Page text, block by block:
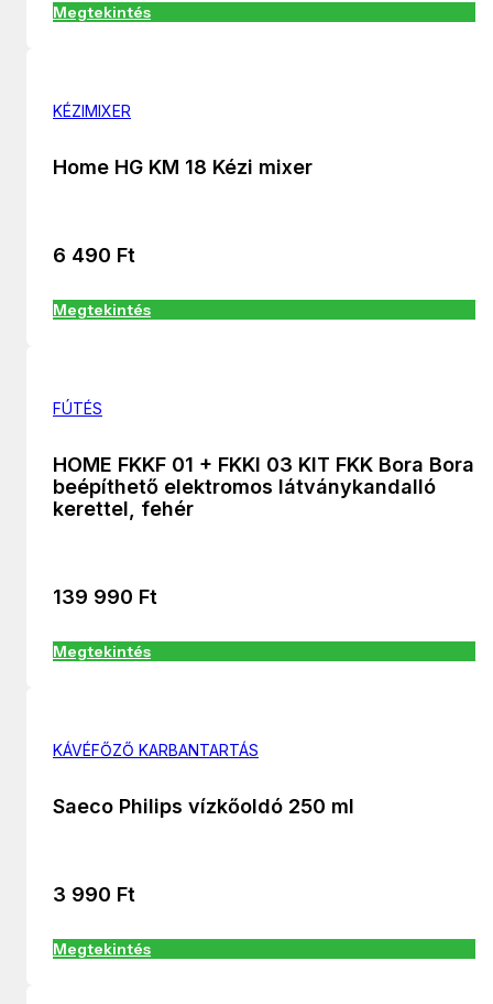
Megtekintés
KÉZIMIXER
Home HG KM 18 Kézi mixer
6 490 Ft
Megtekintés
FÚTÉS
HOME FKKF 01 + FKKI 03 KIT FKK Bora Bora
beépíthető elektromos látványkandalló
kerettel, fehér
139 990 Ft
Megtekintés
KÁVÉFŐZŐ KARBANTARTÁS
Saeco Philips vízkőoldó 250 ml
3 990 Ft
Megtekintés